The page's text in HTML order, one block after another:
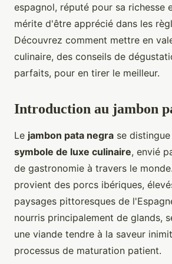
espagnol, réputé pour sa richesse
mérite d'être apprécié dans les
Découvrez comment mettre en
culinaire, des conseils de
parfaits, pour en tirer le meilleur.
Introduction au jambon
Le jambon pata negra se
symbole de luxe culinaire, envié
de gastronomie à travers le
provient des porcs ibériques,
paysages pittoresques de
nourris principalement de glands,
une viande tendre à la saveur
processus de maturation patient.